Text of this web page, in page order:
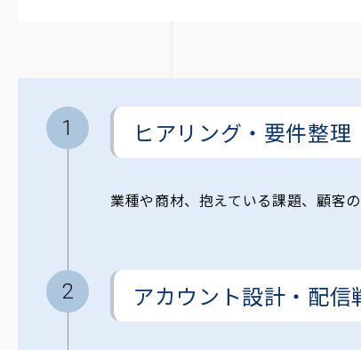
ヒアリング・要件整理
業種や商材、抱えている課題、顧客
アカウント設計・配信